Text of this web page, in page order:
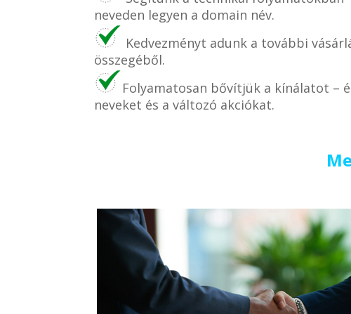
neveden legyen a domain név.
Kedvezményt adunk a további
összegéből.
Folyamatosan bővítjük a kínálatot –
neveket és a változó akciókat.